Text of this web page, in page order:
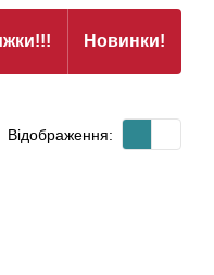
Новинки!
Відображення: